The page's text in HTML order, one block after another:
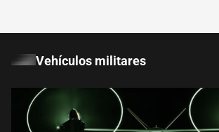
Vehículos militares